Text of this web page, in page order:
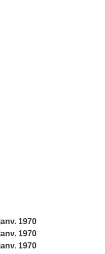
1970
1970
1970